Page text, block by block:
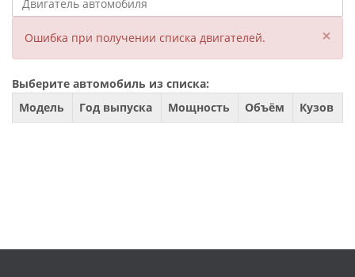
Ошибка при получении списка двигателей. ×
Выберите автомобиль из списка:
Модель
Год выпуска Мощность Объём Кузов